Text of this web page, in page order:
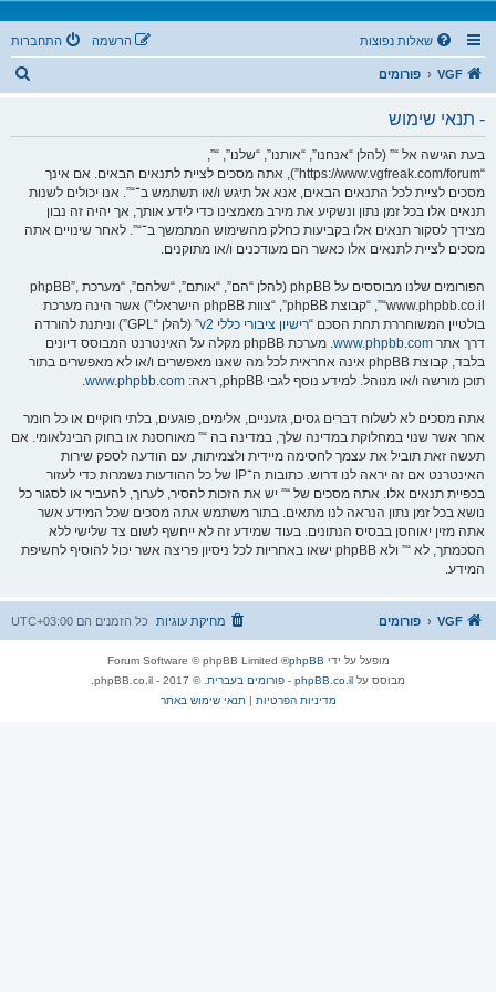
שאלות נפוצות התחברות הרשמה
VGF פורומים
- תנאי שימוש
בעת הגישה אל “” (להלן “אנחנו”, “אותנו”, “שלנו”, “”,
“https://www.vgfreak.com/forum”), אתה מסכים לציית לתנאים הבאים. אם אינך
מסכים לציית לכל התנאים הבאים, אנא אל תיגש ו/או תשתמש ב־“”. אנו יכולים לשנות
תנאים אלו בכל זמן נתון ונשקיע את מירב מאמצינו כדי לידע אותך, אך יהיה זה נבון
מצידך לסקור תנאים אלו בקביעות כחלק מהשימוש המתמשך ב־“”. לאחר שינויים אתה
מסכים לציית לתנאים אלו כאשר הם מעודכנים ו/או מתוקנים.
הפורומים שלנו מבוססים על phpBB (להלן “הם”, “אותם”, “שלהם”, “מערכת phpBB”,
“www.phpbb.co.il”, “קבוצת phpBB”, “צוות phpBB הישראלי”) אשר הינה מערכת
בולטיין המשוחררת תחת הסכם “רישיון ציבורי כללי v2
” (להלן “GPL”) וניתנת להורדה
דרך אתר www.phpbb.com
. מערכת phpBB מקלה על האינטרנט המבוסס דיונים
בלבד, קבוצת phpBB אינה אחראית לכל מה שאנו מאפשרים ו/או לא מאפשרים בתור
תוכן מורשה ו/או מנוהל. למידע נוסף לגבי phpBB, ראה:
www.phpbb.com
.
אתה מסכים לא לשלוח דברים גסים, גזעניים, אלימים, פוגעים, בלתי חוקיים או כל חומר
אחר אשר שנוי במחלוקת במדינה שלך, במדינה בה “” מאוחסנת או בחוק הבינלאומי. אם
תעשה זאת תוביל את עצמך לחסימה מיידית ולצמיתות, עם הודעה לספק שירות
האינטרנט אם זה יראה לנו דרוש. כתובות ה־IP של כל ההודעות נשמרות כדי לעזור
בכפיית תנאים אלו. אתה מסכים של “” יש את הזכות להסיר, לערוך, להעביר או לסגור כל
נושא בכל זמן נתון הנראה לנו מתאים. בתור משתמש אתה מסכים שכל המידע אשר
אתה מזין יאוחסן בבסיס הנתונים. בעוד שמידע זה לא ייחשף לשום צד שלישי ללא
הסכמתך, לא “” ולא phpBB ישאו באחריות לכל ניסיון פריצה אשר יכול להוסיף לחשיפת
המידע.
VGF פורומים כל הזמנים הם UTC+03:00 מחיקת עוגיות
מופעל על ידי phpBB
® Forum Software © phpBB Limited
מבוסס על phpBB.co.il - פורומים בעברית
. © 2017 - phpBB.co.il.
מדיניות הפרטיות |תנאי שימוש באתר